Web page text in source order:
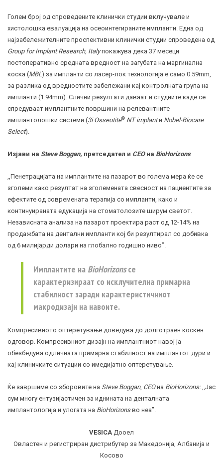
Голем број од спроведените клинички студии вклучувале и
хистолошка евалуација на осеоинтегираните импланти. Една од
најзабележителните проспективни клинички студии спроведена од
Group for Implant Research, Italyпокажува дека 37 месеци
постоперативно средната вредност на загубата на маргинална
коска (MBL) за импланти со ласер-лок технологија е само 0.59mm,
за разлика од вредностите забележани кај контролната група на
импланти (1.94mm). Слични резултати даваат и студиите каде се
спредуваат имплантните површини на релевантните
имплантолошки системи (3i Osseotite® NT implantи Nobel-Biocare
Select).
Изјави на Steve Boggan, претседател и CEOна BioHorizons
,,Пенетрацијата на имплантите на пазарот во голема мера ќе се
зголеми како резултат на зголемената свесност на пациентите за
ефектите од современата терапија со импланти, како и
континуираната едукација на стоматолозите ширум светот.
Независната анализа на пазарот проектира раст од 12-14% на
продажбата на дентални импланти кој би резултирал со добивка
од 6 милијарди долари на глобално годишно ниво”.
Имплантите на BioHorizonsсе
карактеризираат со исклучителна примарна
стабилност заради карактеристичниот
макродизајн на навоите.
Компресивното оптеретување доведува до долготраен коскен
одговор. Компресивниот дизајн на имплантниот навој ја
обезбедува одличната примарна стабилност на имплантот дури и
кај клиничките ситуации со имедијатно оптеретување.
Ќе завршиме со зборовите на Steve Boggan, CEOна BioHorizons:,,Јас
сум многу ентузијастичен за иднината на денталната
имплантологија и улогата на BioHorizonsво неа”.
VESICA Дооел
Овластен и регистриран дистрибутер за Македонија, Албанија и
Косово